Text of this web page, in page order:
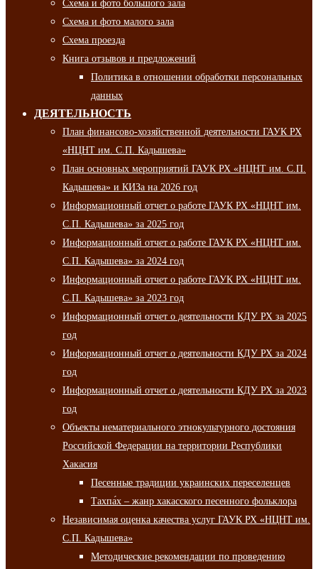
Схема и фото большого зала
Схема и фото малого зала
Схема проезда
Книга отзывов и предложений
Политика в отношении обработки персональных
данных
ДЕЯТЕЛЬНОСТЬ
План финансово-хозяйственной деятельности ГАУК РХ
«НЦНТ им. С.П. Кадышева»
План основных мероприятий ГАУК РХ «НЦНТ им. С.П.
Кадышева» и КИЗа на 2026 год
Информационный отчет о работе ГАУК РХ «НЦНТ им.
С.П. Кадышева» за 2025 год
Информационный отчет о работе ГАУК РХ «НЦНТ им.
С.П. Кадышева» за 2024 год
Информационный отчет о работе ГАУК РХ «НЦНТ им.
С.П. Кадышева» за 2023 год
Информационный отчет о деятельности КДУ РХ за 2025
год
Информационный отчет о деятельности КДУ РХ за 2024
год
Информационный отчет о деятельности КДУ РХ за 2023
год
Объекты нематериального этнокультурного достояния
Российской Федерации на территории Республики
Хакасия
Песенные традиции украинских переселенцев
Тахпа́х – жанр хакасского песенного фольклора
Независимая оценка качества услуг ГАУК РХ «НЦНТ им.
С.П. Кадышева»
Методические рекомендации по проведению